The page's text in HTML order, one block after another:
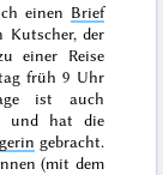
einen Brief
Kutscher, der
einer Reise
früh 9 Uhr
ist auch
und hat die
gebracht.
(mit dem